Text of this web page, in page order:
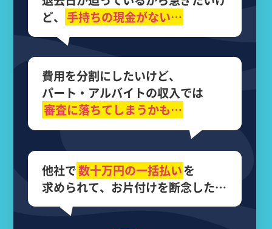
ど、 手持ちの現金がない…
費用を分割にしたいけど、
パート・アルバイトの収入では
審査に落ちてしまうかも…
他社で数十万円の一括払いを
求められて、 お片付けを断念した…